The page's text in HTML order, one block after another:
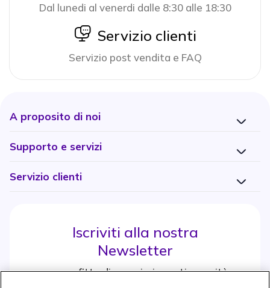
Dal lunedi al venerdi dalle 8:30 alle 18:30
icon
Servizio clienti
Servizio post vendita e FAQ
A proposito di noi
Supporto e servizi
Servizio clienti
Iscriviti alla nostra
Newsletter
e approfitta di maggiori sconti e novità